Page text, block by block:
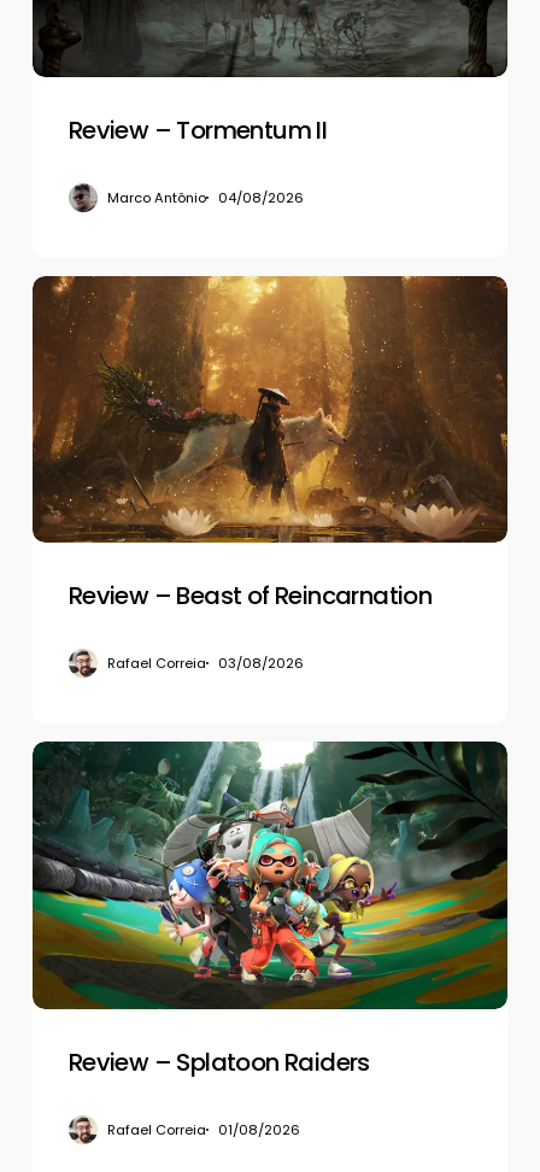
Review – Tormentum II
Marco Antônio 04/08/2026
Review
–
Beast
Reincarnation
Review – Beast of Reincarnation
Rafael Correia 03/08/2026
Review
–
Splatoon
Raiders
Review – Splatoon Raiders
Rafael Correia 01/08/2026